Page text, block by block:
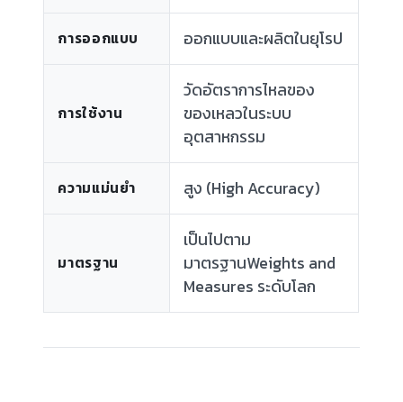
การออกแบบ ออกแบบและผลิตในยุโรป
การใช้งาน
วัดอัตราการไหลของ
ของเหลวในระบบ
อุตสาหกรรม
ความแม่นยำ สูง (High Accuracy)
มาตรฐาน
เป็นไปตาม
มาตรฐานWeights and
Measures ระดับโลก